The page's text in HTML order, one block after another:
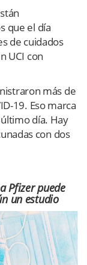
que el día
de cuidados
UCI con
más de
19. Eso marca
día. Hay
con dos
Pfizer puede
un estudio